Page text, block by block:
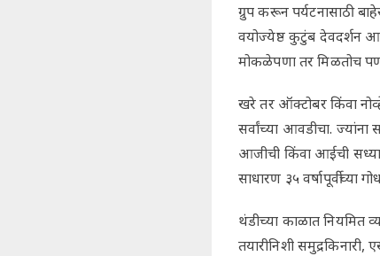
ग्रुप करून पर्यटनासाठी
वयोज्येष्ठ कुटुंब देवदर्शन
मोकळेपणा तर मिळतोच
खरे तर ऑक्टोबर किंवा
सर्वांच्या आवडीचा.
आजीची किंवा आईची
साधारण ३५
थंडीच्या काळात नियमित
तयारीनिशी